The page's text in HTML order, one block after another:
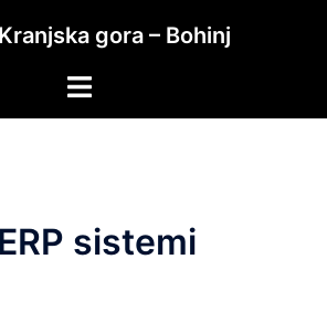
gora – Bohinj
Toggle
ERP sistemi